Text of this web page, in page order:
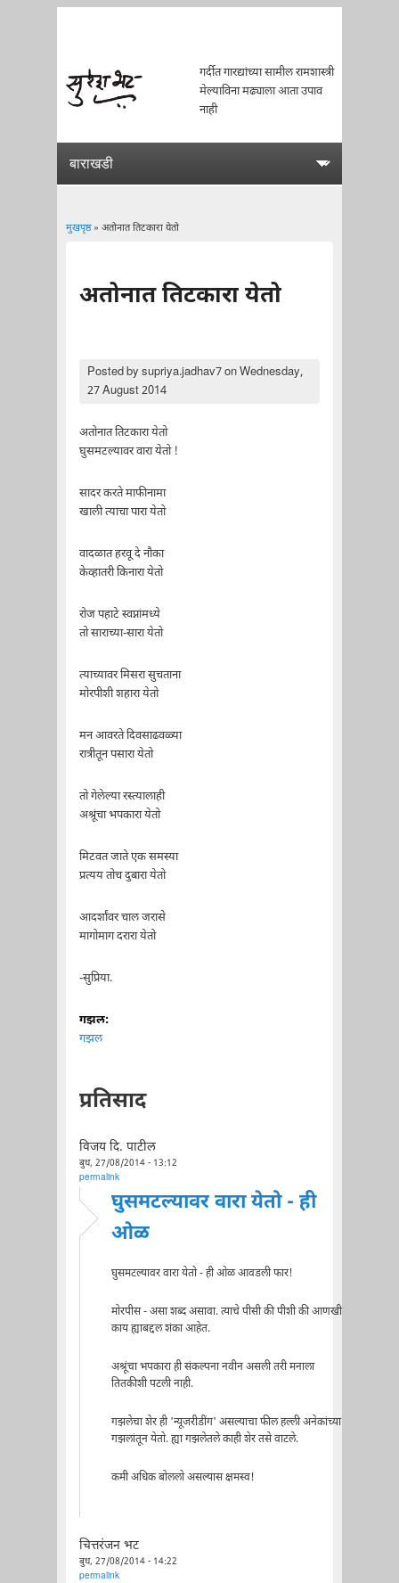
गर्दीत गारद्यांच्या सामील रामशास्त्री
मेल्याविना मढ्याला आता उपाव
नाही
मुखपृष्ठ» अतोनात तिटकारा येतो
अतोनात तिटकारा येतो
Posted bysupriya.jadhav7on Wednesday,
27 August 2014
अतोनात तिटकारा येतो
घुसमटल्यावर वारा येतो !
सादर करते माफीनामा
खाली त्याचा पारा येतो
वादळात हरवू दे नौका
केव्हातरी किनारा येतो
रोज पहाटे स्वप्नांमध्ये
तो साराच्या-सारा येतो
त्याच्यावर मिसरा सुचताना
मोरपीशी शहारा येतो
मन आवरते दिवसाढवळ्या
रात्रीतून पसारा येतो
तो गेलेल्या रस्त्यालाही
अश्रूंचा भपकारा येतो
मिटवत जाते एक समस्या
प्रत्यय तोच दुबारा येतो
आदर्शांवर चाल जरासे
मागोमाग दरारा येतो
-सुप्रिया.
गझल:
गझल
प्रतिसाद
विजय दि. पाटील
बुध, 27/08/2014 - 13:12
permalink
घुसमटल्यावर वारा येतो - ही
ओळ
घुसमटल्यावर वारा येतो - ही ओळ आवडली फार!
मोरपीस - असा शब्द असावा. त्याचे पीसी की पीशी की आणखी
काय ह्याबद्दल शंका आहेत.
अश्रूंचा भपकारा ही संकल्पना नवीन असली तरी मनाला
तितकीशी पटली नाही.
गझलेचा शेर ही 'न्यूजरीडींग' असल्याचा फील हल्ली अनेकांच्या
गझलांतून येतो. ह्या गझलेतले काही शेर तसे वाटले.
कमी अधिक बोललो असल्यास क्षमस्व!
चित्तरंजन भट
बुध, 27/08/2014 - 14:22
permalink